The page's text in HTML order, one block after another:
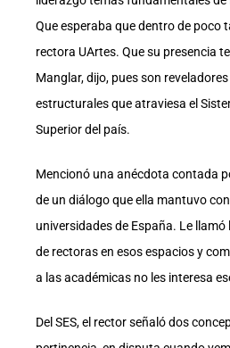
Que esperaba que dentro de poco
rectora UArtes. Que su presencia
Manglar, dijo, pues son
estructurales que atraviesa el
Superior del país.
Mencionó una anécdota contada
de un diálogo que ella mantuvo
universidades de España. Le
de rectoras en esos espacios y
a las académicas no les interesa
Del SES, el rector señaló dos